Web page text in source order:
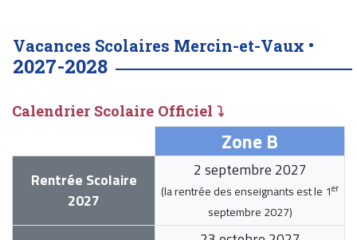
Vacances Scolaires Mercin-et-Vaux •
2027-2028
Calendrier Scolaire Officiel ⤵
Zone B
Rentrée Scolaire
2027
2 septembre 2027
(la rentrée des enseignants est le 1er
septembre 2027)